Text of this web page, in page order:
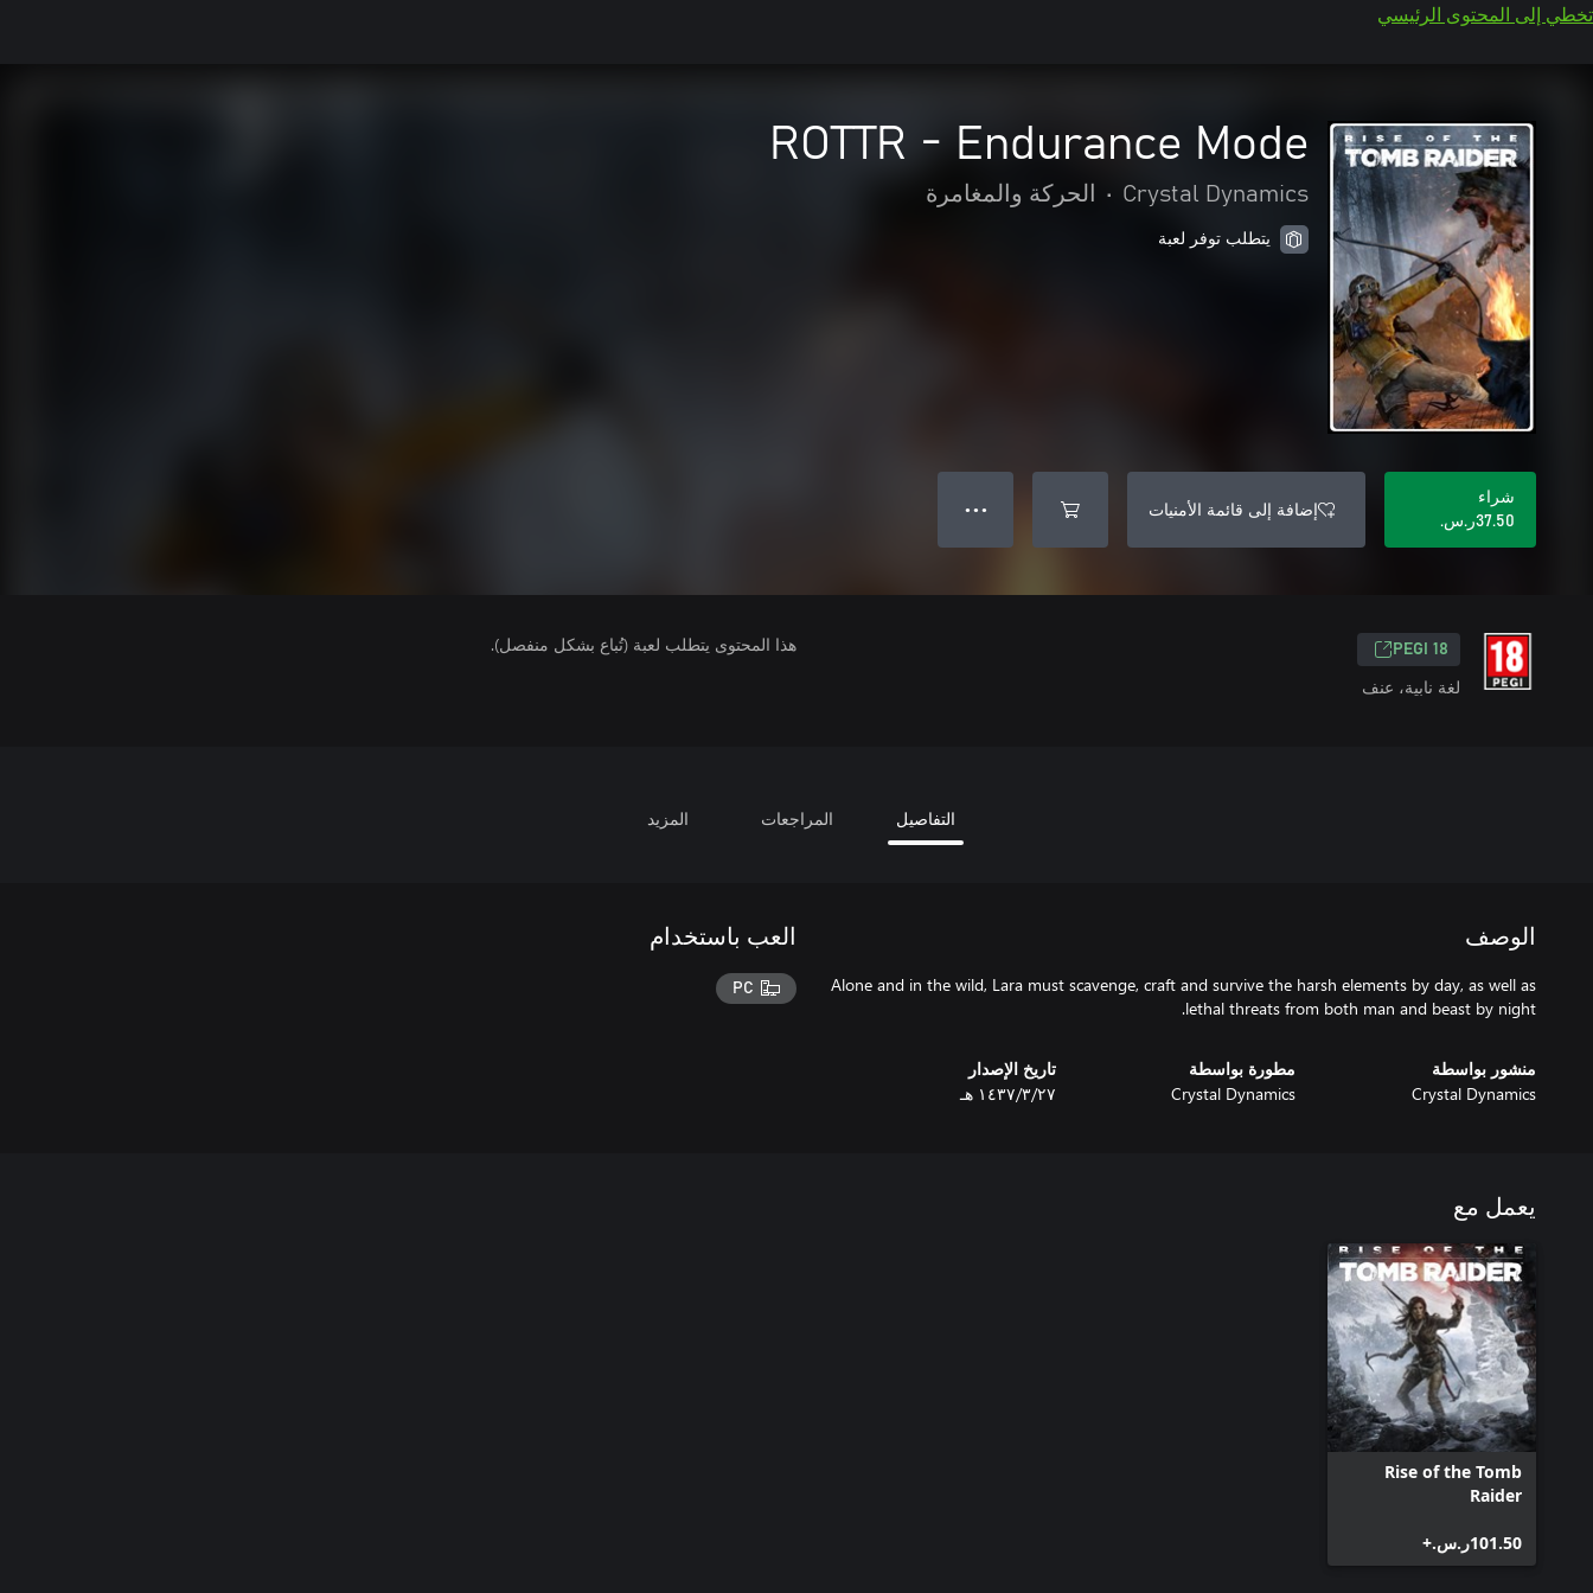
تخطي إلى المحتوى الرئيسي
ROTTR - Endurance Mode
Crystal Dynamics
• الحركة والمغامرة
يتطلب توفر لعبة
شراء
‪ر.س.‏‎37.50‬
إضافة إلى قائمة الأمنيات ● ● ●
PEGI 18
لغة نابية، عنف
هذا المحتوى يتطلب لعبة (تُباع بشكل منفصل).
التفاصيل المراجعات المزيد
الوصف
Alone and in the wild, Lara must scavenge, craft and survive the harsh elements by day, as well as
lethal threats from both man and beast by night.
منشور بواسطة
Crystal Dynamics
مطورة بواسطة
Crystal Dynamics
تاريخ الإصدار
٢٧‏/٣‏/١٤٣٧ هـ
العب باستخدام
PC
يعمل مع
Rise of the Tomb
Raider
‪ر.س.‏‎101.50‬+